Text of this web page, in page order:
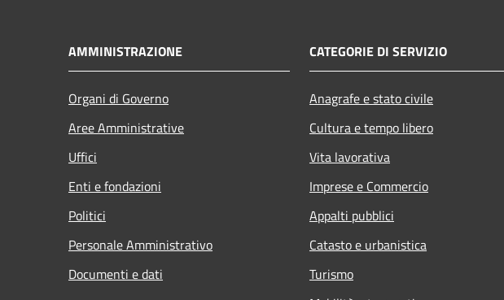
AMMINISTRAZIONE
Organi di Governo
Aree Amministrative
Uffici
Enti e fondazioni
Politici
Personale Amministrativo
Documenti e dati
CATEGORIE DI SERVIZIO
Anagrafe e stato civile
Cultura e tempo libero
Vita lavorativa
Imprese e Commercio
Appalti pubblici
Catasto e urbanistica
Turismo